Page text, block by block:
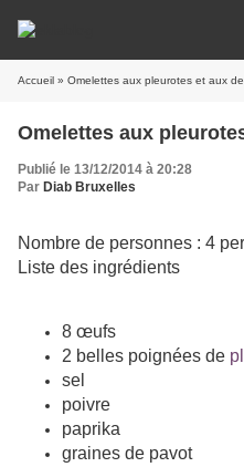
Accueil » Omelettes aux pleurotes et aux
Omelettes aux
Publié le 13/12/2014 à 20:28
Par Diab Bruxelles
Nombre de personnes : 4
Liste des ingrédients
8 œufs
2 belles poignées de
sel
poivre
paprika
graines de pavot